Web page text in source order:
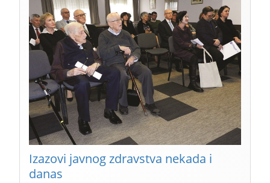
Izazovi javnog zdravstva nekada i
danas